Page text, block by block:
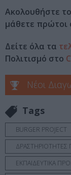
Ακολουθήστε
μάθετε πρώτοι
Δείτε όλα τα
Πολιτισμό στο
Νέοι
Tags
BURGER PROJECT
ΔΡΑΣΤΗΡΙΟΤΗΤΕΣ
ΕΚΠΑΙΔΕΥΤΙΚΑ